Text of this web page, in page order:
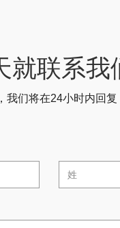
就联系我
们将在24小时内回复